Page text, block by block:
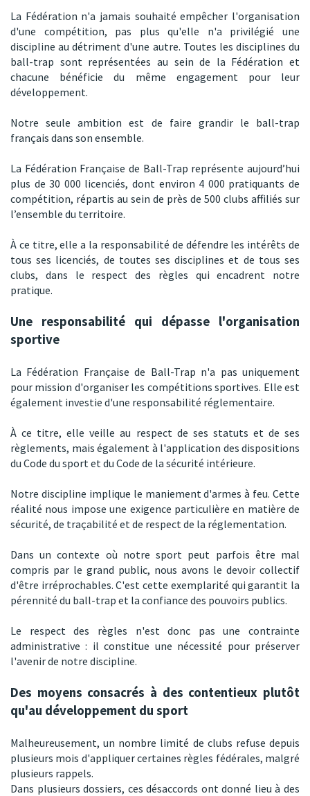
La Fédération n'a jamais souhaité empêcher l'organisation
d'une compétition, pas plus qu'elle n'a privilégié une
discipline au détriment d'une autre. Toutes les disciplines du
ball-trap sont représentées au sein de la Fédération et
chacune bénéficie du même engagement pour leur
développement.
Notre seule ambition est de faire grandir le ball-trap
français dans son ensemble.
La Fédération Française de Ball-Trap représente aujourd’hui
plus de 30 000 licenciés, dont environ 4 000 pratiquants de
compétition, répartis au sein de près de 500 clubs affiliés sur
l’ensemble du territoire.
À ce titre, elle a la responsabilité de défendre les intérêts de
tous ses licenciés, de toutes ses disciplines et de tous ses
clubs, dans le respect des règles qui encadrent notre
pratique.
Une responsabilité qui dépasse l'organisation
sportive
La Fédération Française de Ball-Trap n'a pas uniquement
pour mission d'organiser les compétitions sportives. Elle est
également investie d'une responsabilité réglementaire.
À ce titre, elle veille au respect de ses statuts et de ses
règlements, mais également à l'application des dispositions
du Code du sport et du Code de la sécurité intérieure.
Notre discipline implique le maniement d'armes à feu. Cette
réalité nous impose une exigence particulière en matière de
sécurité, de traçabilité et de respect de la réglementation.
Dans un contexte où notre sport peut parfois être mal
compris par le grand public, nous avons le devoir collectif
d'être irréprochables. C'est cette exemplarité qui garantit la
pérennité du ball-trap et la confiance des pouvoirs publics.
Le respect des règles n'est donc pas une contrainte
administrative : il constitue une nécessité pour préserver
l'avenir de notre discipline.
Des moyens consacrés à des contentieux plutôt
qu'au développement du sport
Malheureusement, un nombre limité de clubs refuse depuis
plusieurs mois d'appliquer certaines règles fédérales, malgré
plusieurs rappels.
Dans plusieurs dossiers, ces désaccords ont donné lieu à des